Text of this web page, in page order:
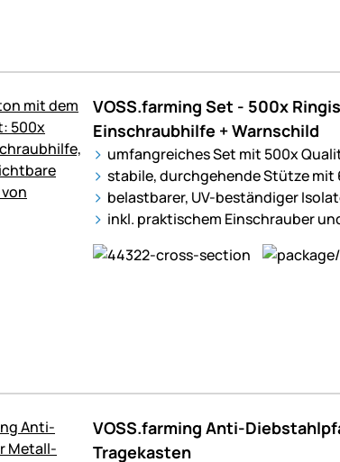
VOSS.farming Set - 500x
Einschraubhilfe + Warnschild
umfangreiches Set mit 500x
stabile, durchgehende Stütze mit
belastbarer, UV-beständiger
inkl. praktischem Einschrauber
VOSS.farming Anti-
Tragekasten